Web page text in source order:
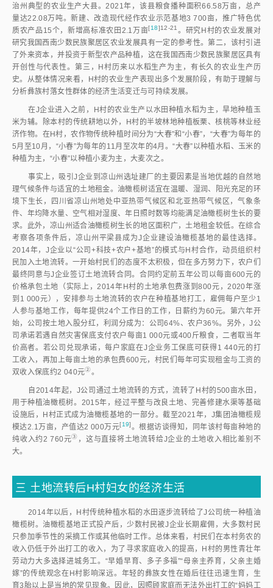
治州典型的农业生产大县。2021年，该县粮食播种面积66.58万亩，总产
量达22.08万吨。新建、改造现代经作农业示范基地3 700亩，推广特色优
质农产品15个，新增高标准农田2.1万 亩[18]12-21 。研究H村的农业发展对
研究我国西南少数民族聚居区农业发展具有一定的参考性。第二，该村引进
了外来资本，并投资于新型农产品种植，这在我国西南少数民族聚居区具有
开创性与代表性。第三，H村历来以水稻生产为主，有长久的农业生产历
史。从整体情况来看，H村的农业生产表现出多个发展阶段，有助于理解与
分析彝族村落女性群体的经济生活变迁与可持续发展。
在J企业进入之前，H村的农业生产以水田种植水稻为主，旱地种植玉
米为辅。除本村的传统耕地以外，H村的半坡林地种植板栗、核桃等林业经
济作物。在H村，农作物传统种植时间分为“大春”和“小春”，“大春”为每年的
5月至10月，“小春”为每年的11月至次年的4月。“大春”以种植水稻、玉米的
种植为主，“小春”以种植小麦为主，大麦次之。
事实上，吸引J企业到凉山州选址建厂的主要因素是当地优越的自然地
理气候条件与适宜的土地租金。油橄榄树适宜在温暖、湿润、阳光充足的环
境下生长，四川省凉山州地处中亚热带气候区和北亚热带气候区，气象条
件、年均降水量、空气相对湿度、年日照时数等均能满足油橄榄树生长的要
求。此外，凉山州适合油橄榄树生长的地区面积广，土地租金较低。在综合
考察各项条件后，凉山州平梁县成为J企业建设油橄榄基地的最佳选择。
2014年，J企业以“公司+科技+农户+基地”的模式与H村合作，动员组织村
民加入土地流转。一开始村民们的态度不太积极，但在多方努力下，农户们
最终同意与J企业签订土地流转合同。合同约定前五年公司以每亩600元的
价格承包土地（实际上，2014年H村的土地承包费涨到800元，2020年涨
到1 000元），安排参与土地流转的农户在种植基地打工，雇佣每户至少1
人参与基地工作，每年提供24个工作日的工作，日薪约为60元。第六年开
始，公司按土地入股分红，利润分成为：公司64%、农户36%。另外，J公
司承诺若遇自然灾害保底支付农户每亩1 000元或400斤粮食，二者取当年
价高者。若公司兑现承诺，每户家庭在J企业务工保底可获得1 440元的打
工收入，再加上每亩土地的承包费600元，村民们每年可实现租金与工资的
双收入保底约2 040元②。
自2014年起，J公司通过土地流转的方式，流转了H村的500亩水田，
用于种植油橄榄树。2015年，经过平整与改良土地、完善修建水渠等基础
设施后，H村正式成为油橄榄基地的一部分。截至2021年，J集团油橄榄规
模达2.1万亩，产值达2 000万 元[19]。根据访谈得知，同年该村每亩种地的
纯收入约2 760元③ ，这与直接将土地流转给J企业的土地收入相比差别不
大。
三 土地流转后H村妇女的经济生活
2014年以后，H村传统种植水稻的水田逐步流转给了J公司统一种植油
橄榄树。油橄榄基地正式投产后，少数村民被J企业长期雇佣，大多数村民
只参加季节性的采摘工作或其他临时工作。总体来看，村民们在本村务农的
收入仍低于外出打工的收入，为了寻求家庭收入的提高，H村的男性青壮年
劳动力大多选择进城务工。“早婚早育、多子多福”“母亲主养育，父亲主婚
嫁”的传统观念在H村影响深远。年轻的彝族女性在婚后往往迅速生育，生
育3胎以上是当地的常见现象。因此，因照顾家庭而无法外出打工的“妈妈工